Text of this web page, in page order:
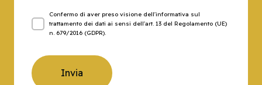
Confermo di aver preso visione dell'informativa sul
trattamento dei dati ai sensi dell'art. 13 del Regolamento (UE)
n. 679/2016 (GDPR).